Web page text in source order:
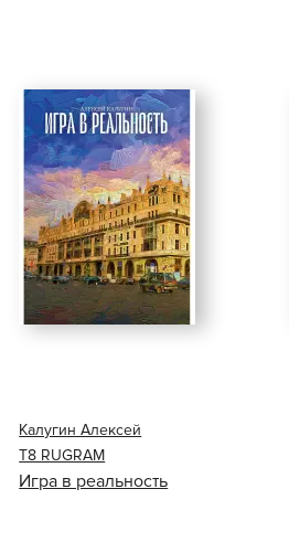
Игра в реальность
Калугин Алексей
Т8 RUGRAM